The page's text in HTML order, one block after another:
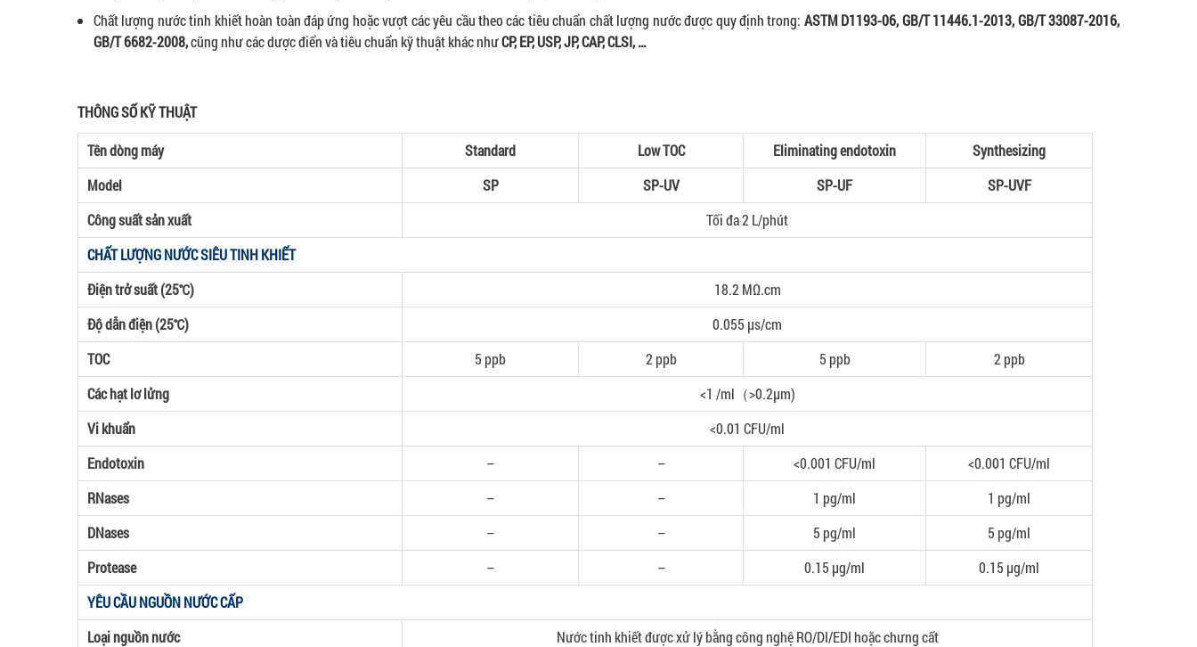
Chất lượng nước tinh khiết hoàn toàn đáp ứng hoặc vượt các yêu cầu theo các tiêu chuẩn chất lượng nước được quy định trong: ASTM D1193-06, GB/T 11446.1-2013, GB/T 33087-2016,
GB/T 6682-2008,cũng như các dược điển và tiêu chuẩn kỹ thuật khác nhưCP, EP, USP, JP, CAP, CLSI, …
THÔNG SỐ KỸ THUẬT
Tên dòng máy Standard Low TOC Eliminating endotoxin
Synthesizing
Model
SP SP-UV SP-UF
SP-UVF
Công suất sản xuất
Tối đa 2 L/phút
CHẤT LƯỢNG NƯỚC SIÊU TINH KHIẾT
Điện trở suất (25℃)
18.2 MΩ.cm
Độ dẫn điện (25℃)
0.055 μs/cm
TOC
5 ppb 2 ppb 5 ppb
2 ppb
Các hạt lơ lửng
<1 /ml（>0.2μm)
Vi khuẩn
<0.01 CFU/ml
Endotoxin
– – <0.001 CFU/ml
<0.001 CFU/ml
RNases
– – 1 pg/ml
1 pg/ml
DNases
– – 5 pg/ml
5 pg/ml
Protease
– – 0.15 μg/ml
0.15 μg/ml
YÊU CẦU NGUỒN NƯỚC CẤP
Loại nguồn nước
Nước tinh khiết được xử lý bằng công nghệ RO/DI/EDI hoặc chưng cất